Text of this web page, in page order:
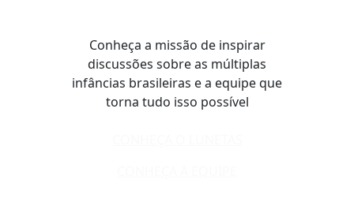
Conheça a missão de inspirar
discussões sobre as múltiplas
infâncias brasileiras e a equipe que
torna tudo isso possível